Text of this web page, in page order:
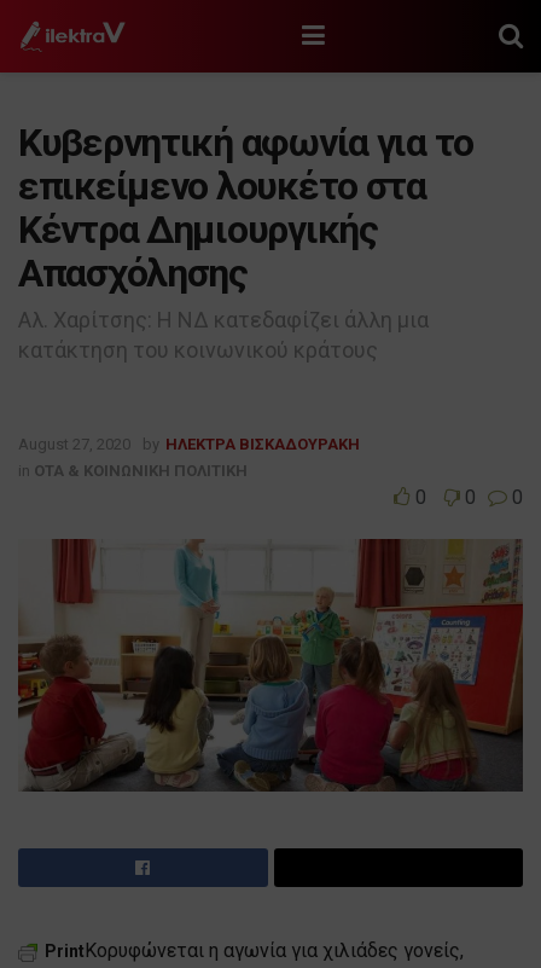
Κυβερνητική αφωνία για το
επικείμενο λουκέτο στα
Κέντρα Δημιουργικής
Απασχόλησης
Αλ. Χαρίτσης: Η ΝΔ κατεδαφίζει άλλη μια
κατάκτηση του κοινωνικού κράτους
August 27, 2020 by ΗΛΕΚΤΡΑ ΒΙΣΚΑΔΟΥΡΑΚΗ
in ΟΤΑ & ΚΟΙΝΩΝΙΚΗ ΠΟΛΙΤΙΚΗ
0 0 0
PrintΚορυφώνεται η αγωνία για χιλιάδες γονείς,